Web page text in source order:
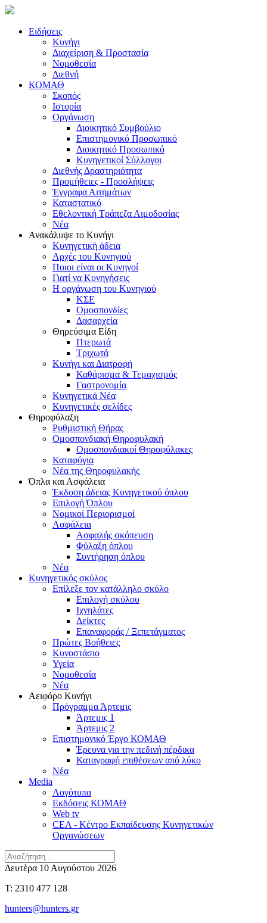
Ειδήσεις
Κυνήγι
Διαχείριση & Προστασία
Νομοθεσία
Διεθνή
ΚΟΜΑΘ
Σκοπός
Ιστορία
Οργάνωση
Διοικητικό Συμβούλιο
Επιστημονικό Προσωπικό
Διοικητικό Προσωπικό
Κυνηγετικοί Σύλλογοι
Διεθνής Δραστηριότητα
Προμήθειες - Προσλήψεις
Έγγραφα Αιτημάτων
Καταστατικό
Εθελοντική Τράπεζα Αιμοδοσίας
Νέα
Ανακάλυψε το Κυνήγι
Κυνηγετική άδεια
Αρχές του Κυνηγιού
Ποιοι είναι οι Κυνηγοί
Γιατί να Κυνηγήσεις
Η οργάνωση του Κυνηγιού
ΚΣΕ
Ομοσπονδίες
Δασαρχεία
Θηρεύσιμα Είδη
Πτερωτά
Τριχωτά
Κυνήγι και Διατροφή
Καθάρισμα & Τεμαχισμός
Γαστρονομία
Κυνηγετικά Νέα
Κυνηγετικές σελίδες
Θηροφύλαξη
Ρυθμιστική Θήρας
Ομοσπονδιακή Θηροφυλακή
Oμοσπονδιακοί Θηροφύλακες
Καταφύγια
Νέα της Θηροφυλακής
Όπλα και Ασφάλεια
Έκδοση άδειας Κυνηγετικού όπλου
Επιλογή Όπλου
Νομικοί Περιορισμοί
Ασφάλεια
Ασφαλής σκόπευση
Φύλαξη όπλου
Συντήρηση όπλου
Νέα
Κυνηγετικός σκύλος
Επίλεξε τον κατάλληλο σκύλο
Επιλογή σκύλου
Ιχνηλάτες
Δείκτες
Επαναφοράς / Ξεπετάγματος
Πρώτες Βοήθειες
Κυνοστάσιο
Υγεία
Νομοθεσία
Νέα
Αειφόρο Κυνήγι
Πρόγραμμα Άρτεμις
Άρτεμις 1
Άρτεμις 2
Επιστημονικό Έργο ΚΟΜΑΘ
Έρευνα για την πεδινή πέρδικα
Καταγραφή επιθέσεων από λύκο
Νέα
Media
Λογότυπα
Εκδόσεις ΚΟΜΑΘ
Web tv
CEA - Κέντρο Εκπαίδευσης Κυνηγετικών
Οργανώσεων
Δευτέρα 10 Αυγούστου 2026
T: 2310 477 128
hunters@hunters.gr